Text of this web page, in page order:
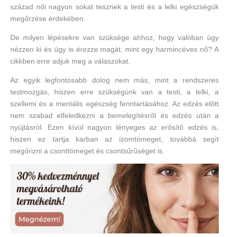
század női nagyon sokat tesznek a testi és a lelki egészségük
megőrzése érdekében.
De milyen lépésekre van szüksége ahhoz, hogy valóban úgy
nézzen ki és úgy is érezze magát, mint egy harmincéves nő? A
cikkben erre adjuk meg a válaszokat.
Az egyik legfontosabb dolog nem más, mint a rendszeres
testmozgás, hiszen erre szükségünk van a testi, a lelki, a
szellemi és a mentális egészség fenntartásához. Az edzés előtt
nem szabad elfeledkezni a bemelegítésről és edzés után a
nyújtásról. Ezen kívül nagyon lényeges az erősítő edzés is,
hiszen ez tartja karban az izomtömeget, továbbá segít
megőrizni a csonttömeget és csontsűrűséget is.